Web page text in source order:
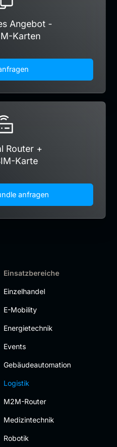
Angebot -
Karten
Router +
Karte
anfragen
Einsatzbereiche
Einzelhandel
E-Mobility
Energietechnik
Events
Gebäudeautomation
Logistik
M2M-Router
Medizintechnik
Robotik